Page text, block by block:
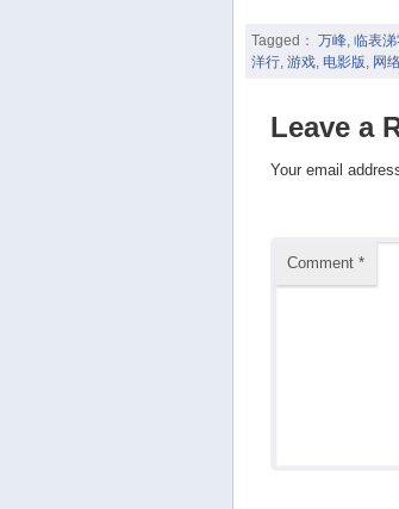
Tagged： 万峰, 临表
洋行, 游戏, 电影版, 网
Leave a
Your email
Comment*